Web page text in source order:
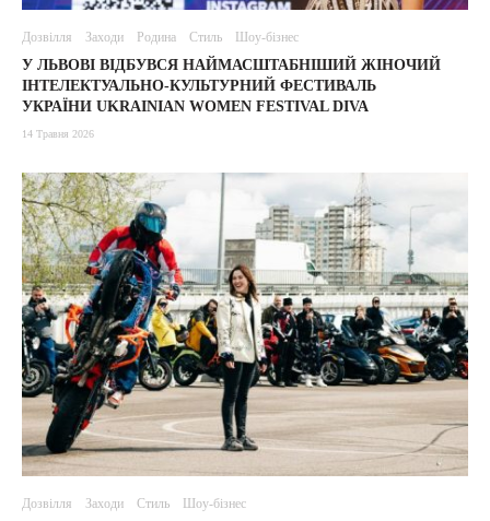
Дозвілля Заходи Родина Стиль Шоу-бізнес
У ЛЬВОВІ ВІДБУВСЯ НАЙМАСШТАБНІШИЙ ЖІНОЧИЙ
ІНТЕЛЕКТУАЛЬНО-КУЛЬТУРНИЙ ФЕСТИВАЛЬ
УКРАЇНИ UKRAINIAN WOMEN FESTIVAL DIVA
14 Травня 2026
Дозвілля Заходи Стиль Шоу-бізнес